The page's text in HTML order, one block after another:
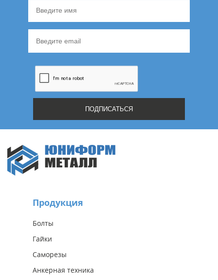
Продукция
Болты
Гайки
Саморезы
Анкерная техника